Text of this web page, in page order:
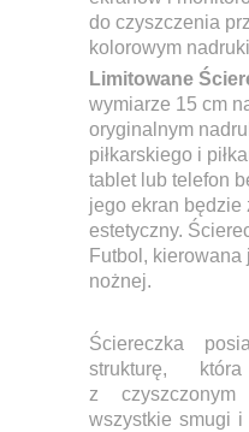
do czyszczenia
kolorowym
Limitowane
wymiarze 15 cm
oryginalnym
piłkarskiego i
tablet lub telefon
jego ekran będzie
estetyczny.
Futbol, kierowana
nożnej.
Ściereczka
strukturę,
z czyszczonym
wszystkie smugi i